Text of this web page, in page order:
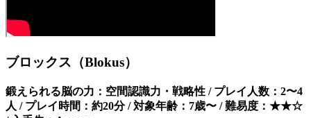
ブロックス（Blokus）
鍛えられる脳の力：空間認識力・戦略性 / プレイ人数：2〜4
人 / プレイ時間：約20分 / 対象年齢：7歳〜 / 難易度：★★☆